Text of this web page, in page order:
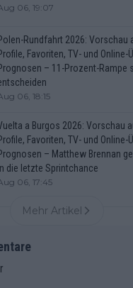
06, 19:07
Rundfahrt 2026: Vorschau
Favoriten, TV- und
– 11-Prozent-Rampe
06, 18:15
a Burgos 2026: Vorschau
Favoriten, TV- und
– Matthew Brennan
die letzte Sprintchance
06, 17:45
Mehr Artikel